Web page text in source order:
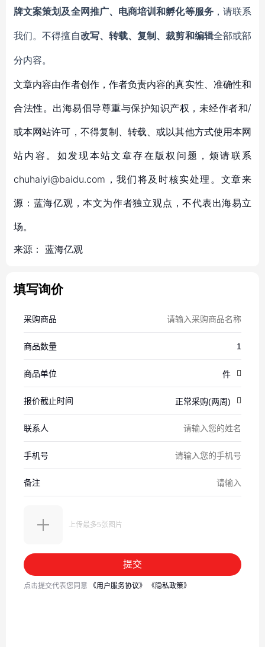
牌文案策划及全网推广、电商培训和孵化等服务，请联系
我们。不得擅自改写、转载、复制、裁剪和编辑全部或部
分内容。
文章内容由作者创作，作者负责内容的真实性、准确性和
合法性。出海易倡导尊重与保护知识产权，未经作者和/
或本网站许可，不得复制、转载、或以其他方式使用本网
站内容。如发现本站文章存在版权问题，烦请联系
chuhaiyi@baidu.com，我们将及时核实处理。文章来
源：蓝海亿观，本文为作者独立观点，不代表出海易立
场。
来源： 蓝海亿观
填写询价